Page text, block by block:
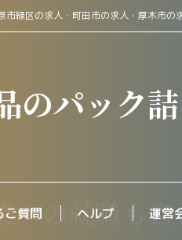
緑区の求人・町田市の求人・厚木市の
のパック
ご質問 ヘルプ 運営